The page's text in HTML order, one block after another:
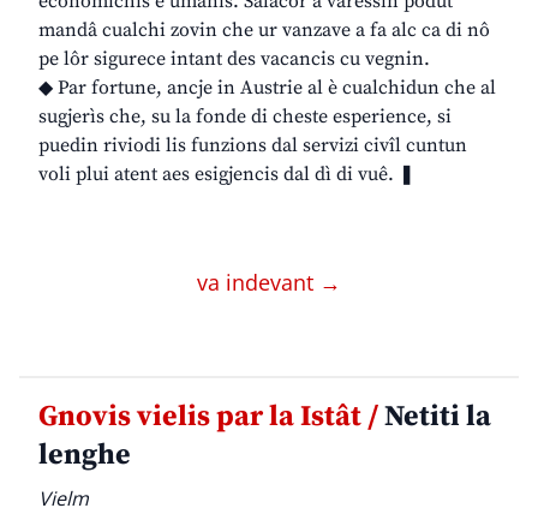
mandâ cualchi zovin che ur vanzave a fa alc ca di nô
pe lôr sigurece intant des vacancis cu vegnin.
◆ Par fortune, ancje in Austrie al è cualchidun che al
sugjerìs che, su la fonde di cheste esperience, si
puedin riviodi lis funzions dal servizi civîl cuntun
voli plui atent aes esigjencis dal dì di vuê. ❚
va indevant →
Gnovis vielis par la Istât /Netiti la
lenghe
Vielm